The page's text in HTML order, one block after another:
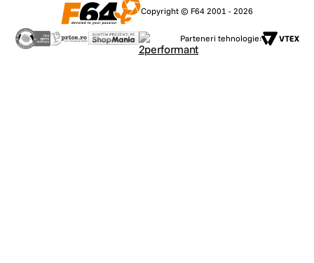
Copyright © F64 2001 - 2026
Parteneri tehnologie: